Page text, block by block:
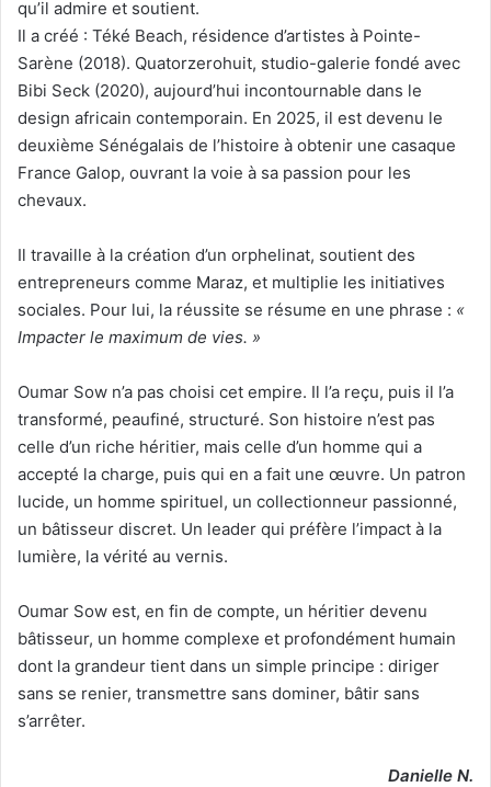
qu’il admire et soutient.
Il a créé : Téké Beach, résidence d’artistes à Pointe-
Sarène (2018). Quatorzerohuit, studio-galerie fondé avec
Bibi Seck (2020), aujourd’hui incontournable dans le
design africain contemporain. En 2025, il est devenu le
deuxième Sénégalais de l’histoire à obtenir une casaque
France Galop, ouvrant la voie à sa passion pour les
chevaux.
Il travaille à la création d’un orphelinat, soutient des
entrepreneurs comme Maraz, et multiplie les initiatives
sociales. Pour lui, la réussite se résume en une phrase : «
Impacter le maximum de vies. »
Oumar Sow n’a pas choisi cet empire. Il l’a reçu, puis il l’a
transformé, peaufiné, structuré. Son histoire n’est pas
celle d’un riche héritier, mais celle d’un homme qui a
accepté la charge, puis qui en a fait une œuvre. Un patron
lucide, un homme spirituel, un collectionneur passionné,
un bâtisseur discret. Un leader qui préfère l’impact à la
lumière, la vérité au vernis.
Oumar Sow est, en fin de compte, un héritier devenu
bâtisseur, un homme complexe et profondément humain
dont la grandeur tient dans un simple principe : diriger
sans se renier, transmettre sans dominer, bâtir sans
s’arrêter.
Danielle N.